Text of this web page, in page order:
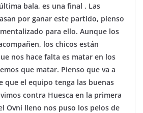
bala, es una final . Las
por ganar este partido, pienso
para ello. Aunque los
los chicos están
nos hace falta es matar en los
que matar. Pienso que va a
que el equipo tenga las buenas
contra Huesca en la primera
Ovni lleno nos puso los pelos de